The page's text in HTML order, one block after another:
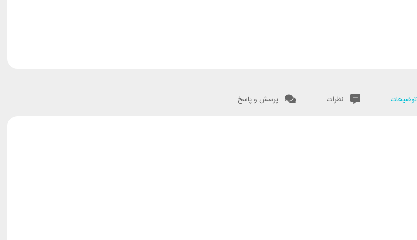
توضیحات نظرات پرسش و پاسخ